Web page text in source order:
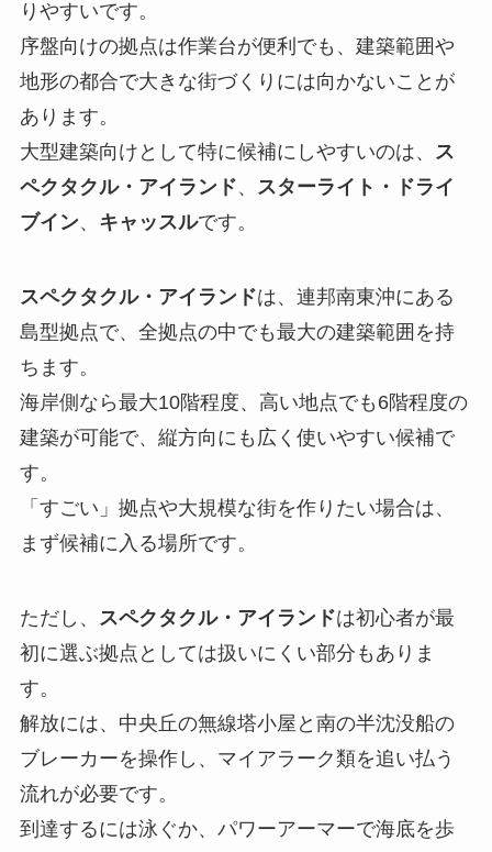
りやすいです。
序盤向けの拠点は作業台が便利でも、建築範囲や
地形の都合で大きな街づくりには向かないことが
あります。
大型建築向けとして特に候補にしやすいのは、 ス
ペクタクル・アイランド、 スターライト・ドライ
ブイン、 キャッスルです。
スペクタクル・アイランドは、連邦南東沖にある
島型拠点で、全拠点の中でも最大の建築範囲を持
ちます。
海岸側なら最大10階程度、高い地点でも6階程度の
建築が可能で、縦方向にも広く使いやすい候補で
す。
「すごい」拠点や大規模な街を作りたい場合は、
まず候補に入る場所です。
ただし、 スペクタクル・アイランドは初心者が最
初に選ぶ拠点としては扱いにくい部分もありま
す。
解放には、中央丘の無線塔小屋と南の半沈没船の
ブレーカーを操作し、マイアラーク類を追い払う
流れが必要です。
到達するには泳ぐか、パワーアーマーで海底を歩